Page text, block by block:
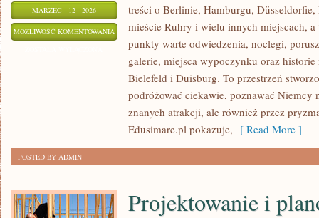
MARZEC - 12 - 2026
MOŻLIWOŚĆ KOMENTOWANIA BERLIN
treści o Berlinie, Hamburgu,
mieście Ruhry i wielu innych miejscach,
punkty warte odwiedzenia, noclegi,
galerie, miejsca wypoczynku oraz
Bielefeld i Duisburg. To przestrzeń
podróżować ciekawie, poznawać
znanych atrakcji, ale również przez
Edusimare.pl pokazuje, [ Read More ]
POSTED BY ADMIN
Projektowanie i